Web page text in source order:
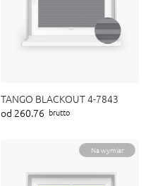
TANGO BLACKOUT 4-7843
od 260.76 brutto
Na wymiar